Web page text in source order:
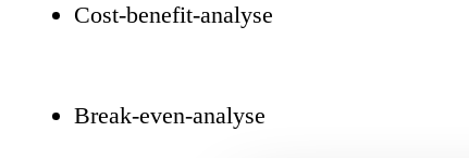
Cost-benefit-analyse
Break-even-analyse